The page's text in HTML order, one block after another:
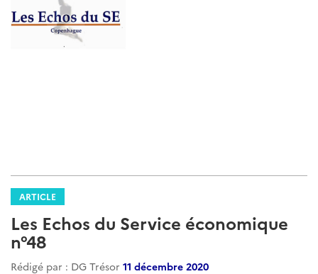
ARTICLE
Les Echos du Service économique
n°48
Rédigé par : DG Trésor 11 décembre 2020